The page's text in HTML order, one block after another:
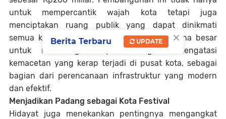
untuk mempercantik wajah kota tetapi juga
menciptakan ruang publik yang dapat dinikmati
semua kalangan. Selain itu, terdapat rencana besar
untuk membangun fly over guna mengatasi
kemacetan yang kerap terjadi di pusat kota, sebagai
bagian dari perencanaan infrastruktur yang modern
dan efektif.
Menjadikan Padang sebagai Kota Festival
Hidayat juga menekankan pentingnya mengangkat
×
Berita Terbaru UPDATE